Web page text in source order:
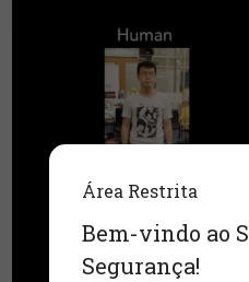
Área Restrita
Bem-vindo ao
Segurança!